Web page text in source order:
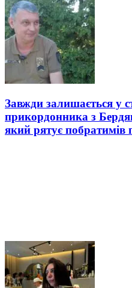
Завжди залишається у
прикордонника з
який рятує побратимів